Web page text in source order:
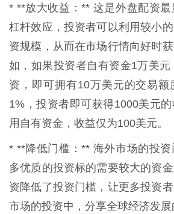
* **放大收益：** 这是外盘配资
杠杆效应，投资者可以利用较小
资规模，从而在市场行情向好时
如，如果投资者自有资金1万美
资，即可拥有10万美元的交易额
1%，投资者即可获得1000美元
用自有资金，收益仅为100美元。
* **降低门槛：** 海外市场的投
多优质的投资标的需要较大的资
资降低了投资门槛，让更多投资
市场的投资中，分享全球经济发展